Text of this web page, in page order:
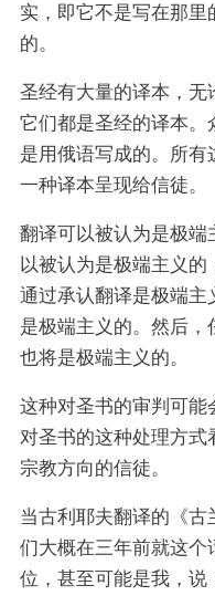
实，即它不是写在那
的。
圣经有大量的译本，无
它们都是圣经的译本
是用俄语写成的。所
一种译本呈现给信徒。
翻译可以被认为是极
以被认为是极端主义的
通过承认翻译是极端
是极端主义的。然后
也将是极端主义的。
这种对圣书的审判可能
对圣书的这种处理方
宗教方向的信徒。
当古利耶夫翻译的《
们大概在三年前就这
位，甚至可能是我，